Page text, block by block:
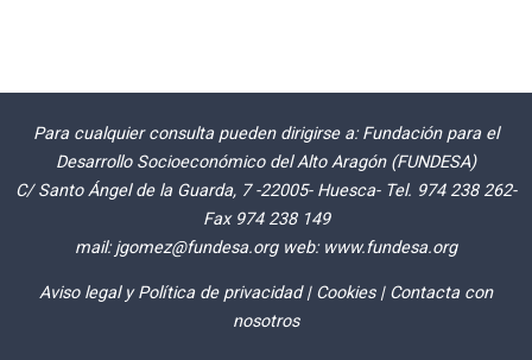
Para cualquier consulta pueden dirigirse a: Fundación para el
Desarrollo Socioeconómico del Alto Aragón (FUNDESA)
C/ Santo Ángel de la Guarda, 7 -22005- Huesca- Tel. 974 238 262-
Fax 974 238 149
mail:jgomez@fundesa.orgweb: www.fundesa.org
Aviso legal y Política de privacidad| Cookies| Contacta con
nosotros